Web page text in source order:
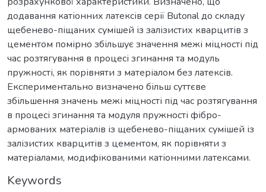
додавання катіонних латексів серії Butonal до складу
щебенево-піщаних сумішей із залізистих кварцитів з
цементом помірно збільшує значення межі міцності під
час розтягування в процесі згинання та модуль
пружності, як порівняти з матеріалом без латексів.
Експериментально визначено більш суттєве
збільшення значень межі міцності під час розтягування
в процесі згинання та модуля пружності фібро-
армованих матеріалів із щебенево-піщаних сумішей із
залізистих кварцитів з цементом, як порівняти з
матеріалами, модифікованими катіонними латексами.
Keywords